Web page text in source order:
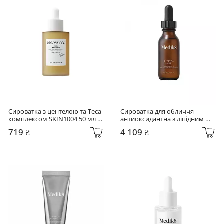
Сироватка з центелою та Teca-
комплексом SKIN1004 50 мл
Ampoule
719 ₴
Сироватка для обличчя
антиоксидантна з ліпідним
вітаміном С Medik8 30 мл C-
Tetra Luxe
4 109 ₴